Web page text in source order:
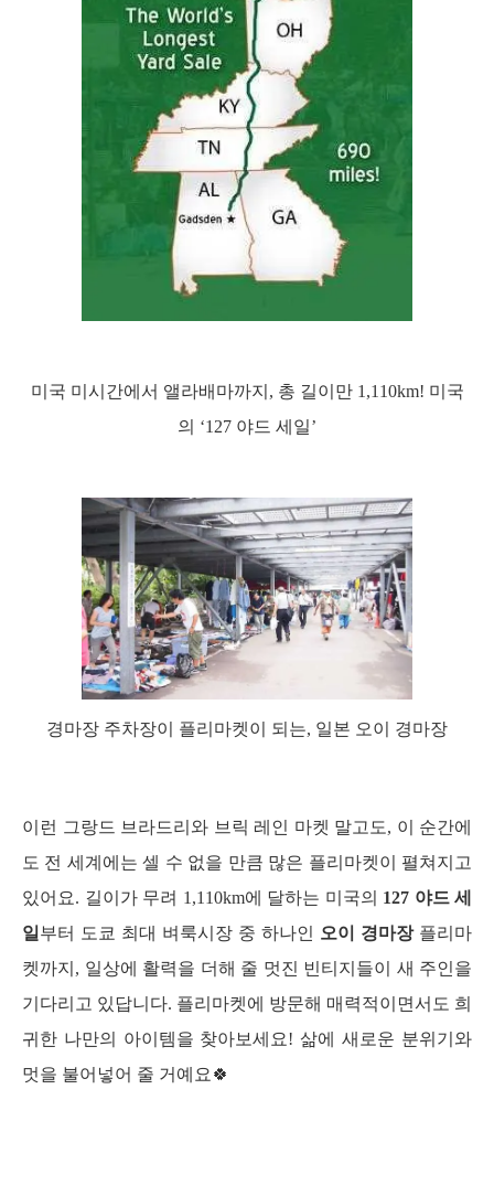
미국 미시간에서 앨라배마까지, 총 길이만 1,110km! 미국
의 ‘127 야드 세일’
경마장 주차장이 플리마켓이 되는, 일본 오이 경마장
이런 그랑드 브라드리와 브릭 레인 마켓 말고도, 이 순간에
도 전 세계에는 셀 수 없을 만큼 많은 플리마켓이 펼쳐지고
있어요. 길이가 무려 1,110km에 달하는 미국의 127 야드 세
일 부터 도쿄 최대 벼룩시장 중 하나인 오이 경마장 플리마
켓까지, 일상에 활력을 더해 줄 멋진 빈티지들이 새 주인을
기다리고 있답니다. 플리마켓에 방문해 매력적이면서도 희
귀한 나만의 아이템을 찾아보세요! 삶에 새로운 분위기와
멋을 불어넣어 줄 거예요🍀